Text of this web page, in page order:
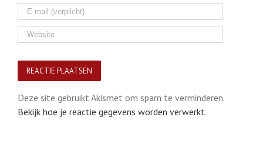
Deze site gebruikt Akismet om spam te verminderen.
Bekijk hoe je reactie gegevens worden verwerkt.